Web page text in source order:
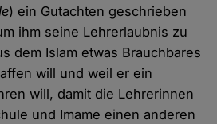
) ein Gutachten geschrieben
ihm seine Lehrerlaubnis zu
dem Islam etwas Brauchbares
will und weil er ein
will, damit die Lehrerinnen
und Imame einen anderen